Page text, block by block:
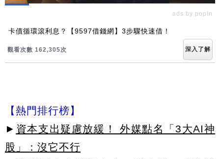
ads by popIn
卡債循環滾利息？【9597借錢網】3步驟快速借！
觀看次數 162,310次 深入了解
【熱門排行榜】
► 資本支出疑慮放緩！ 外媒點名「3大AI神
股」：沒它不行